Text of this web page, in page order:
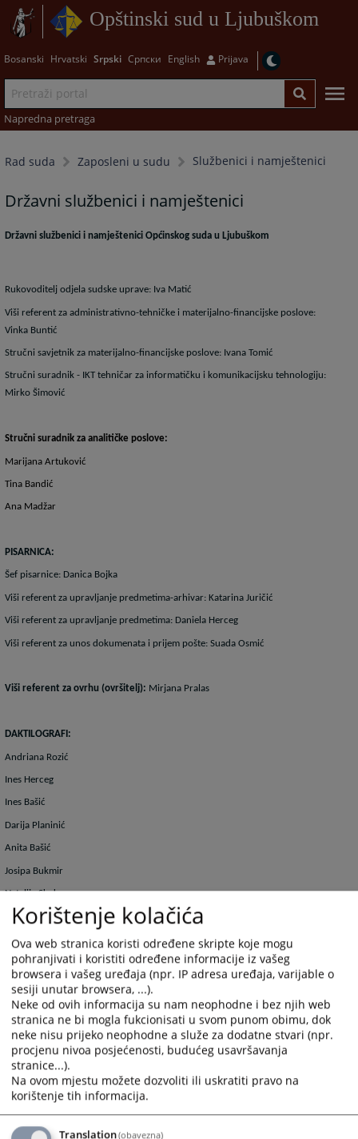
Opštinski sud u Ljubuškom
Bosanski Hrvatski Srpski Српски English Prijava
Napredna pretraga
Rad suda Zaposleni u sudu Službenici i namještenici
Državni službenici i namještenici
Državni službenici i namještenici Općinskog suda u Ljubuškom
Rukovoditelj odjela sudske uprave: Iva Matić
Viši referent za administrativno-tehničke i materijalno-financijske poslove:
Vinka Buntić
Stručni savjetnik za materijalno-financijske poslove: Ivana Tomić
Stručni suradnik - IKT tehničar za informatičku i komunikacijsku tehnologiju:
Mirko Šimović
Stručni suradnik za analitičke poslove:
Marijana Artuković
Tina Bandić
Ana Madžar
PISARNICA:
Šef pisarnice: Danica Bojka
Viši referent za upravljanje predmetima-arhivar: Katarina Juričić
Viši referent za upravljanje predmetima: Daniela Herceg
Viši referent za unos dokumenata i prijem pošte: Suada Osmić
Viši referent za ovrhu (ovršitelj): Mirjana Pralas
DAKTILOGRAFI:
Andriana Rozić
Ines Herceg
Ines Bašić
Darija Planinić
Anita Bašić
Josipa Bukmir
Natalija Skoko
Katarina Međugorac
Viši referent za upravljanje motornim vozilom i kurirske poslove: Tomislav
Čuvalo
Pomoćni radnik za održavanje čistoće:
Neda Skoko
Marijana Kardum
Korištenje kolačića
Ova web stranica koristi određene skripte koje mogu
pohranjivati i koristiti određene informacije iz vašeg
browsera i vašeg uređaja (npr. IP adresa uređaja, varijable o
sesiji unutar browsera, ...).
Neke od ovih informacija su nam neophodne i bez njih web
stranica ne bi mogla fukcionisati u svom punom obimu, dok
neke nisu prijeko neophodne a služe za dodatne stvari (npr.
procjenu nivoa posjećenosti, budućeg usavršavanja
stranice...).
Na ovom mjestu možete dozvoliti ili uskratiti pravo na
korištenje tih informacija.
Translation(obavezna)